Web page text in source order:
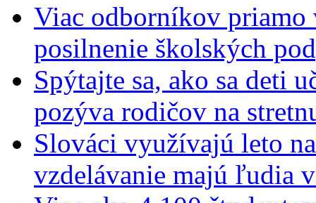
Viac odborníkov priamo
posilnenie školských
Spýtajte sa, ako sa deti
pozýva rodičov na
Slováci využívajú leto
vzdelávanie majú ľudia